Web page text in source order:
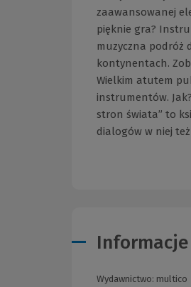
zaawansowanej
pięknie gra?
muzyczna podróż
kontynentach.
Wielkim atutem
instrumentów.
stron świata” to
dialogów w niej
Informacje
Wydawnictwo: multico